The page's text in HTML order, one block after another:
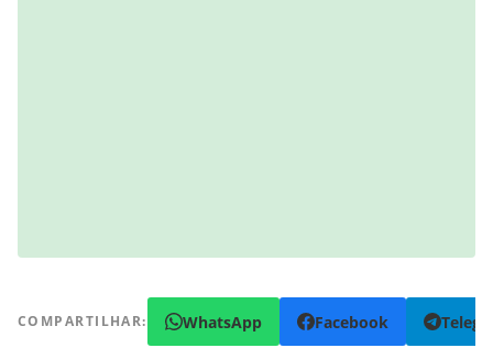
COMPARTILHAR: WhatsApp Facebook